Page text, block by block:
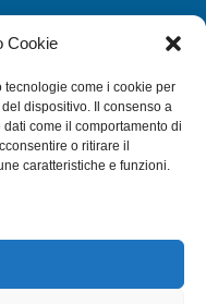
Cookie
tecnologie come i cookie per
dispositivo. Il consenso a
come il comportamento di
o ritirare il
caratteristiche e funzioni.